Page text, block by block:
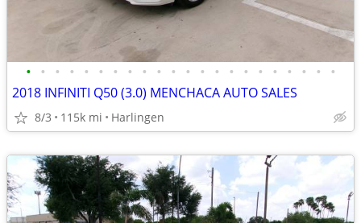
• • • • • • • • • • • • • • • • • • • • • •
2018 INFINITI Q50 (3.0) MENCHACA AUTO SALES
8/3 115k mi Harlingen